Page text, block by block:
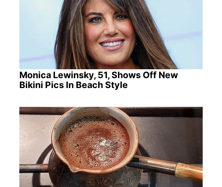
Monica Lewinsky, 51, Shows Off New
Bikini Pics In Beach Style